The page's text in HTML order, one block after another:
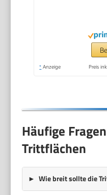
* Anzeige Preis
Häufige
Trittflächen
Wie breit sollte die